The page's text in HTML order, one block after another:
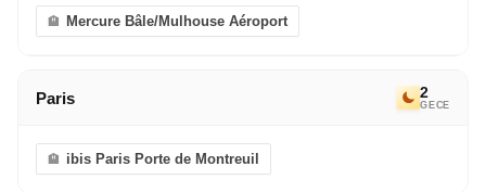
Mercure Bâle/Mulhouse Aéroport
Paris 2
GECE
ibis Paris Porte de Montreuil